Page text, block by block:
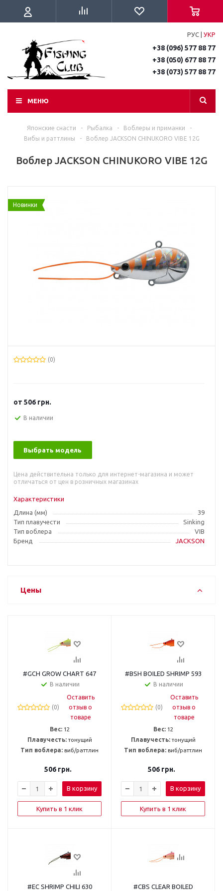
РУС УКР
+38 (096) 577 88 77
+38 (050) 677 88 77
+38 (073) 577 88 77
МЕНЮ
Японские снасти - Рыбалка - Воблеры и приманки
-
Вибы и раттлины
- Воблер JACKSON CHINUKORO VIBE 12G
Воблер JACKSON CHINUKORO VIBE 12G
Новинки
(0)
от 506 грн.
В наличии
Выбрать модель
Цена действительна только для интернет-магазина и может
отличаться от цен в розничных магазинах
Характеристики
Длина (мм)
39
Тип плавучести
Sinking
Тип воблера
VIB
Бренд
JACKSON
Цены
#GCH GROW CHART 647
В наличии
(0)
Оставить
отзыв о
товаре
Вес: 12
Плавучесть: тонущий
Тип воблера: виб/раттлин
506грн.
В корзину
Купить в 1 клик
#BSH BOILED SHRIMP 593
В наличии
(0)
Оставить
отзыв о
товаре
Вес: 12
Плавучесть: тонущий
Тип воблера: виб/раттлин
506грн.
В корзину
Купить в 1 клик
#EC SHRIMP CHILI 630
#CBS CLEAR BOILED